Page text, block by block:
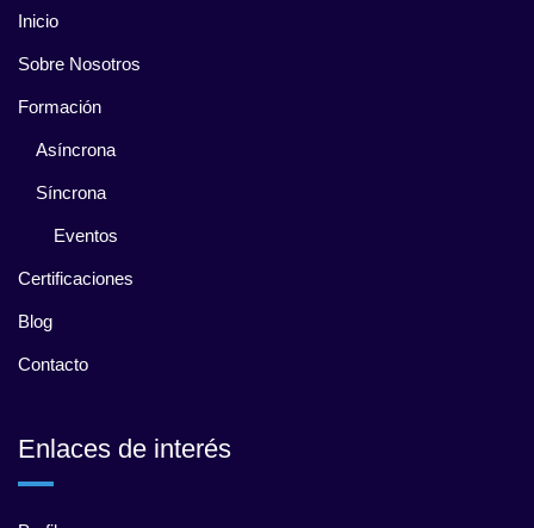
Inicio
Sobre Nosotros
Formación
Asíncrona
Síncrona
Eventos
Certificaciones
Blog
Contacto
Enlaces de interés